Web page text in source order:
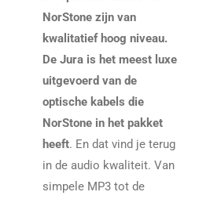
NorStone zijn van
kwalitatief hoog niveau.
De Jura is het meest luxe
uitgevoerd van de
optische kabels die
NorStone in het pakket
heeft. En dat vind je terug
in de audio kwaliteit. Van
simpele MP3 tot de